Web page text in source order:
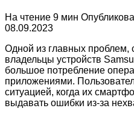
На чтение 9 мин
08.09.2023
Одной из главных проблем,
владельцы устройств
большое потребление
приложениями.
ситуацией, когда их
выдавать ошибки из-за